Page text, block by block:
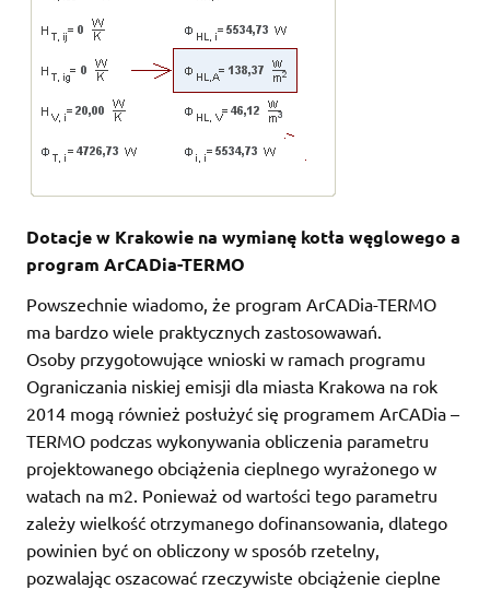
Dotacje w Krakowie na wymianę kotła węglowego a
program ArCADia-TERMO
Powszechnie wiadomo, że program ArCADia-TERMO
ma bardzo wiele praktycznych zastosowawań.
Osoby przygotowujące wnioski w ramach programu
Ograniczania niskiej emisji dla miasta Krakowa na rok
2014 mogą również posłużyć się programem ArCADia –
TERMO podczas wykonywania obliczenia parametru
projektowanego obciążenia cieplnego wyrażonego w
watach na m2. Ponieważ od wartości tego parametru
zależy wielkość otrzymanego dofinansowania, dlatego
powinien być on obliczony w sposób rzetelny,
pozwalając oszacować rzeczywiste obciążenie cieplne